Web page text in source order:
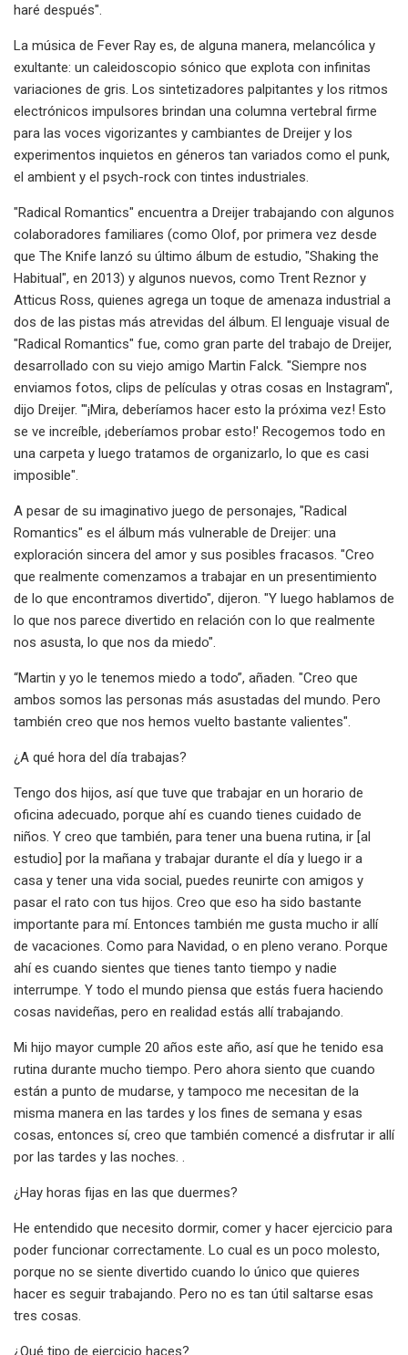
haré después".
La música de Fever Ray es, de alguna manera, melancólica y
exultante: un caleidoscopio sónico que explota con infinitas
variaciones de gris. Los sintetizadores palpitantes y los ritmos
electrónicos impulsores brindan una columna vertebral firme
para las voces vigorizantes y cambiantes de Dreijer y los
experimentos inquietos en géneros tan variados como el punk,
el ambient y el psych-rock con tintes industriales.
"Radical Romantics" encuentra a Dreijer trabajando con algunos
colaboradores familiares (como Olof, por primera vez desde
que The Knife lanzó su último álbum de estudio, "Shaking the
Habitual", en 2013) y algunos nuevos, como Trent Reznor y
Atticus Ross, quienes agrega un toque de amenaza industrial a
dos de las pistas más atrevidas del álbum. El lenguaje visual de
"Radical Romantics" fue, como gran parte del trabajo de Dreijer,
desarrollado con su viejo amigo Martin Falck. "Siempre nos
enviamos fotos, clips de películas y otras cosas en Instagram",
dijo Dreijer. "'¡Mira, deberíamos hacer esto la próxima vez! Esto
se ve increíble, ¡deberíamos probar esto!' Recogemos todo en
una carpeta y luego tratamos de organizarlo, lo que es casi
imposible".
A pesar de su imaginativo juego de personajes, "Radical
Romantics" es el álbum más vulnerable de Dreijer: una
exploración sincera del amor y sus posibles fracasos. "Creo
que realmente comenzamos a trabajar en un presentimiento
de lo que encontramos divertido", dijeron. "Y luego hablamos de
lo que nos parece divertido en relación con lo que realmente
nos asusta, lo que nos da miedo".
“Martin y yo le tenemos miedo a todo”, añaden. "Creo que
ambos somos las personas más asustadas del mundo. Pero
también creo que nos hemos vuelto bastante valientes".
¿A qué hora del día trabajas?
Tengo dos hijos, así que tuve que trabajar en un horario de
oficina adecuado, porque ahí es cuando tienes cuidado de
niños. Y creo que también, para tener una buena rutina, ir [al
estudio] por la mañana y trabajar durante el día y luego ir a
casa y tener una vida social, puedes reunirte con amigos y
pasar el rato con tus hijos. Creo que eso ha sido bastante
importante para mí. Entonces también me gusta mucho ir allí
de vacaciones. Como para Navidad, o en pleno verano. Porque
ahí es cuando sientes que tienes tanto tiempo y nadie
interrumpe. Y todo el mundo piensa que estás fuera haciendo
cosas navideñas, pero en realidad estás allí trabajando.
Mi hijo mayor cumple 20 años este año, así que he tenido esa
rutina durante mucho tiempo. Pero ahora siento que cuando
están a punto de mudarse, y tampoco me necesitan de la
misma manera en las tardes y los fines de semana y esas
cosas, entonces sí, creo que también comencé a disfrutar ir allí
por las tardes y las noches. .
¿Hay horas fijas en las que duermes?
He entendido que necesito dormir, comer y hacer ejercicio para
poder funcionar correctamente. Lo cual es un poco molesto,
porque no se siente divertido cuando lo único que quieres
hacer es seguir trabajando. Pero no es tan útil saltarse esas
tres cosas.
¿Qué tipo de ejercicio haces?